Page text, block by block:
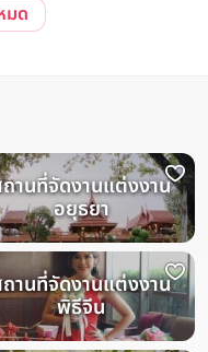
าศงาน The Magical of
มด
านที่จัดงานแต่งงาน
อยุธยา
านที่จัดงานแต่งงาน
พิธีจีน